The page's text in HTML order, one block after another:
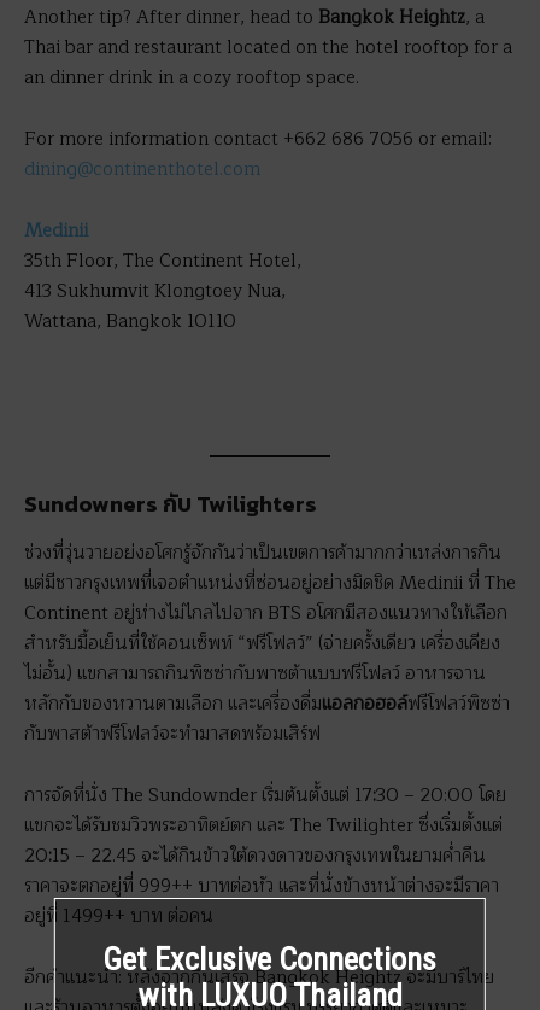
Another tip? After dinner, head to Bangkok Heightz, a
Thai bar and restaurant located on the hotel rooftop for a
an dinner drink in a cozy rooftop space.
For more information contact +662 686 7056 or email:
dining@continenthotel.com
Medinii
35th Floor, The Continent Hotel,
413 Sukhumvit Klongtoey Nua,
Wattana, Bangkok 10110
Sundowners กับ Twilighters
ช่วงที่วุ่นวายอย่งอโศกรู้จักกันว่าเป็นเขตการค้ามากกว่าเหล่งการกิน
แต่มีชาวกรุงเทพที่เจอตำแหน่งที่ซ่อนอยู่อย่างมิดชิด Medinii ที่ The
Continent อยู่ห่างไม่ไกลไปจาก BTS อโศกมีสองแนวทางให้เลือก
สำหรับมื้อเย็นที่ใช้คอนเซ็พท์ “ฟรีโฟลว์” (จ่ายครั้งเดียว เครื่องเคียง
ไม่อั้น) แขกสามารถกินพิซซ่ากับพาซต้าแบบฟรีโฟลว์ อาหารจาน
หลักกับของหวานตามเลือก และเครื่องดื่มแอลกอฮอล์ฟรีโฟลว์พิซซ่า
กับพาสต้าฟรีโฟลว์จะทำมาสดพร้อมเสิร์ฟ
การจัดที่นั่ง The Sundownder เริ่มต้นตั้งแต่ 17:30 – 20:00 โดย
แขกจะได้รับชมวิวพระอาทิตย์ตก และ The Twilighter ซึ่งเริ่มตั้งแต่
20:15 – 22.45 จะได้กินข้าวใต้ดวงดาวของกรุงเทพในยามค่ำคืน
ราคาจะตกอยู่ที่ 999++ บาทต่อหัว และที่นั่งข้างหน้าต่างจะมีราคา
อยู่ที่ 1499++ บาท ต่อคน
อีกคำแนะนำ: หลังจากกินเสร็จ Bangkok Heightz จะมีบาร์ไทย
Get Exclusive Connections
with LUXUO Thailand